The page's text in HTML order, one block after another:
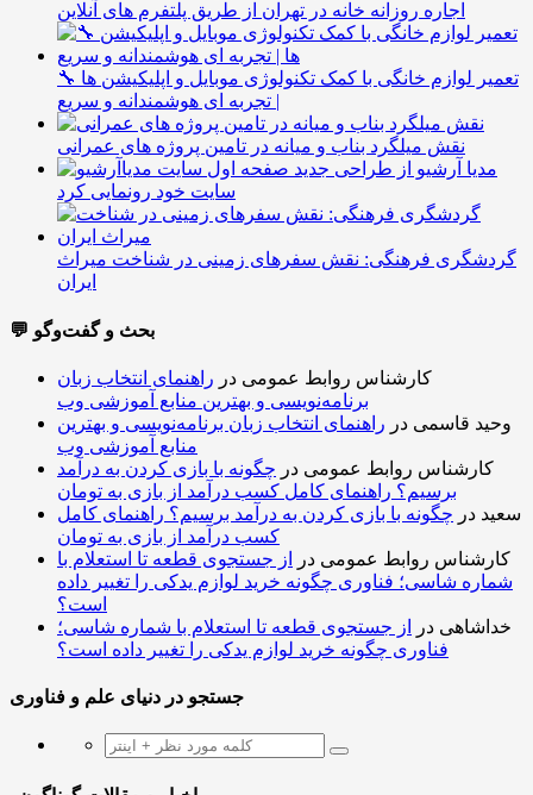
اجاره روزانه خانه در تهران از طریق پلتفرم های آنلاین
🔧 تعمیر لوازم خانگی با کمک تکنولوژی موبایل و اپلیکیشن ها
| تجربه ای هوشمندانه و سریع
نقش میلگرد بناب و میانه در تامین پروژه های عمرانی
مدیا آرشیو از طراحی جدید
سایت خود رونمایی کرد
گردشگری فرهنگی: نقش سفرهای زمینی در شناخت میراث
ایران
💬 بحث و گفت‌وگو
کارشناس روابط عمومی در راهنمای انتخاب زبان
برنامه‌نویسی و بهترین منابع آموزشی وب
وحید قاسمی در راهنمای انتخاب زبان برنامه‌نویسی و بهترین
منابع آموزشی وب
کارشناس روابط عمومی در چگونه با بازی کردن به درآمد
برسیم؟ راهنمای کامل کسب درآمد از بازی به تومان
سعید در چگونه با بازی کردن به درآمد برسیم؟ راهنمای کامل
کسب درآمد از بازی به تومان
کارشناس روابط عمومی در
از جستجوی قطعه تا استعلام با
شماره شاسی؛ فناوری چگونه خرید لوازم یدکی را تغییر داده
است؟
خداشاهی در
از جستجوی قطعه تا استعلام با شماره شاسی؛
فناوری چگونه خرید لوازم یدکی را تغییر داده است؟
جستجو در دنیای علم و فناوری